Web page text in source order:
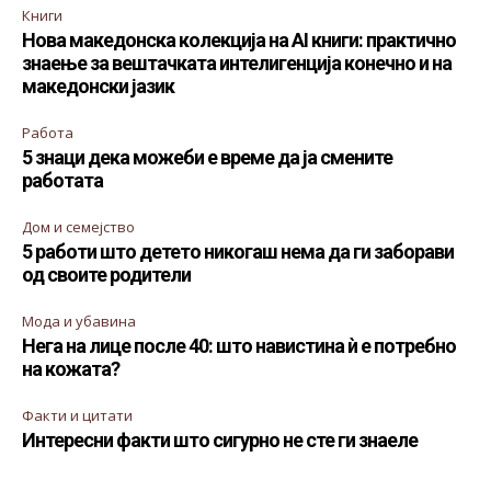
Книги
Нова македонска колекција на AI книги: практично
знаење за вештачката интелигенција конечно и на
македонски јазик
Работа
5 знаци дека можеби е време да ја смените
работата
Дом и семејство
5 работи што детето никогаш нема да ги заборави
од своите родители
Мода и убавина
Нега на лице после 40: што навистина ѝ е потребно
на кожата?
Факти и цитати
Интересни факти што сигурно не сте ги знаеле